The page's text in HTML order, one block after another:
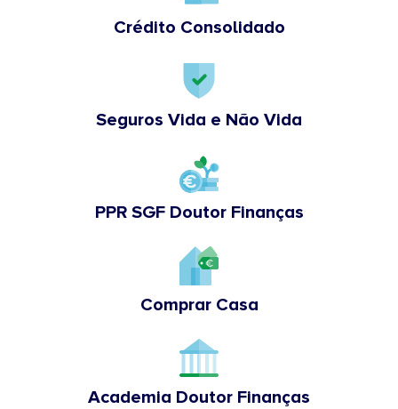
Crédito Consolidado
Seguros Vida e Não Vida
PPR SGF Doutor Finanças
Comprar Casa
Academia Doutor Finanças